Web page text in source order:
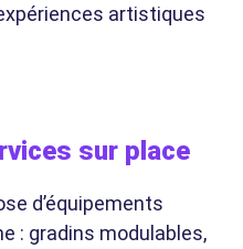
artistiques
sur place
d’équipements
: gradins modulables,